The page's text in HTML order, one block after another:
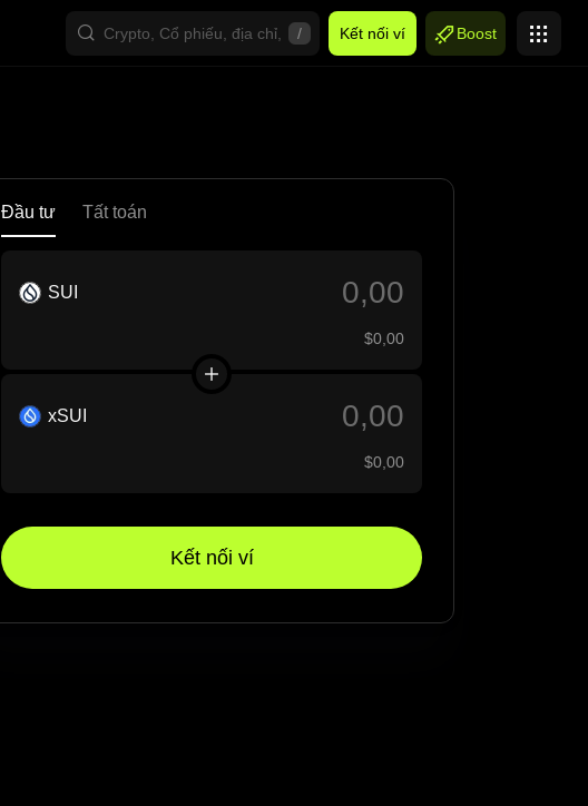
/ Kết nối ví Boost
Đầu tư Tất toán
SUI
$0,00
xSUI
$0,00
Kết nối ví